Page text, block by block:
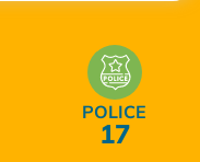
POLICE
17